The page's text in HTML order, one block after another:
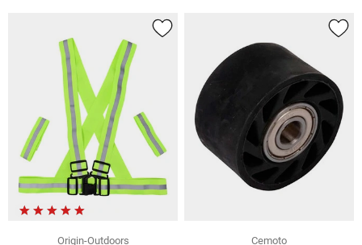
Origin-Outdoors
Cemoto